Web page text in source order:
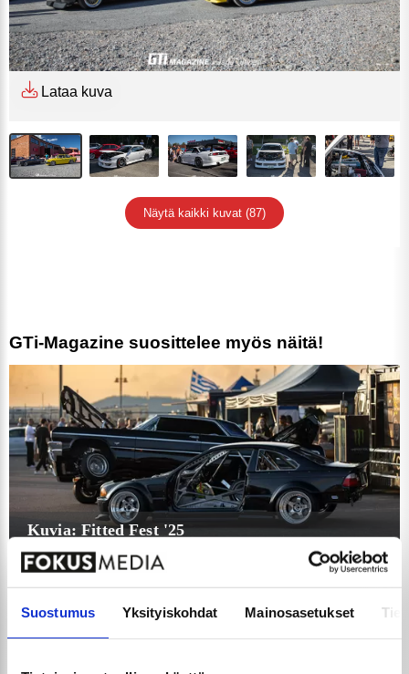
Suostumus Yksityiskohdat Mainosasetukset
Lataa kuva
Näytä kaikki kuvat (87)
GTi-Magazine suosittelee myös näitä!
Kuvia: Fitted Fest '25
28.8.2025